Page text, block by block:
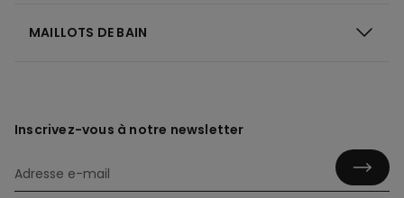
MAILLOTS DE BAIN
Inscrivez-vous à notre newsletter